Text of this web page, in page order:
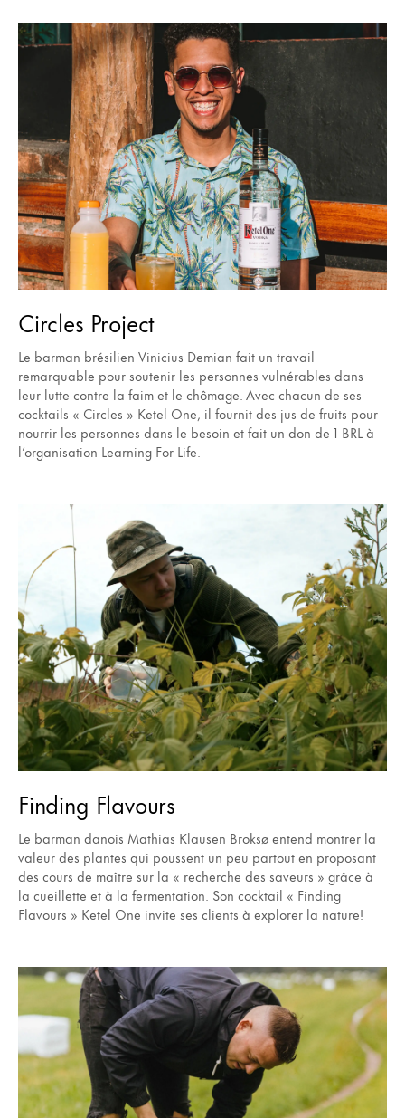
Circles Project
Le barman brésilien Vinicius Demian fait un travail
remarquable pour soutenir les personnes vulnérables dans
leur lutte contre la faim et le chômage. Avec chacun de ses
cocktails « Circles » Ketel One, il fournit des jus de fruits pour
nourrir les personnes dans le besoin et fait un don de 1 BRL à
l’organisation Learning For Life.
Finding Flavours
Le barman danois Mathias Klausen Broksø entend montrer la
valeur des plantes qui poussent un peu partout en proposant
des cours de maître sur la « recherche des saveurs » grâce à
la cueillette et à la fermentation. Son cocktail « Finding
Flavours » Ketel One invite ses clients à explorer la nature!